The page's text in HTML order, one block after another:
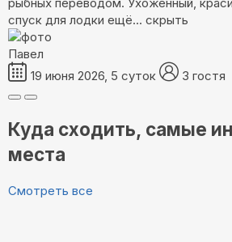
рыбных переводом. Ухоженный,
спуск для лодки ещё... скрыть
Павел
19 июня 2026, 5 суток
3 гостя
Куда сходить, самые
места
Смотреть все